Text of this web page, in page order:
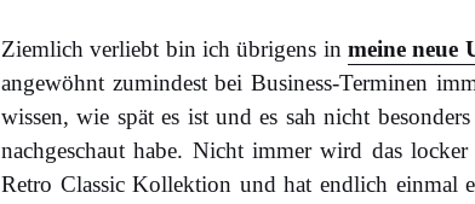
Ziemlich verliebt bin ich übrigens in meine neue
angewöhnt zumindest bei Business-Terminen
wissen, wie spät es ist und es sah nicht
nachgeschaut habe. Nicht immer wird das
Retro Classic Kollektion und hat endlich einmal